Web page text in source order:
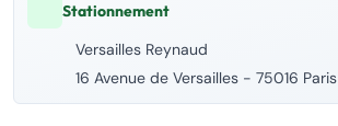
Stationnement
Versailles Reynaud
16 Avenue de Versailles - 75016 Paris